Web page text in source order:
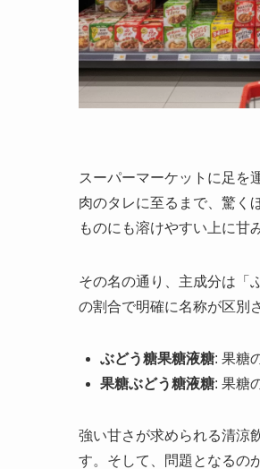
スーパーマーケットに足を
肉のタレに至るまで、驚く
ものにも溶けやすい上に甘
その名の通り、主成分は「
の割合で明確に名称が区別
ぶどう糖果糖液糖: 果糖
果糖ぶどう糖液糖: 果糖
強い甘さが求められる清涼
す。そして、問題となるの